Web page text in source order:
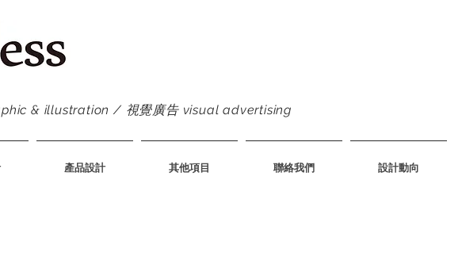
& illustration / 視覺廣告 visual advertising
產品設計 其他項目 聯絡我們 設計動向